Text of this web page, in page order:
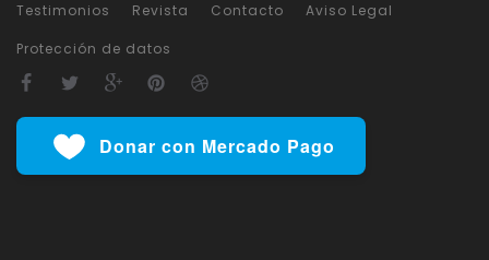
Testimonios Revista Contacto Aviso Legal
Protección de datos
Donar con Mercado Pago